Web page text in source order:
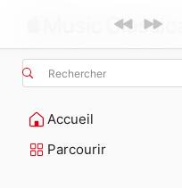
Rechercher
Accueil
Parcourir